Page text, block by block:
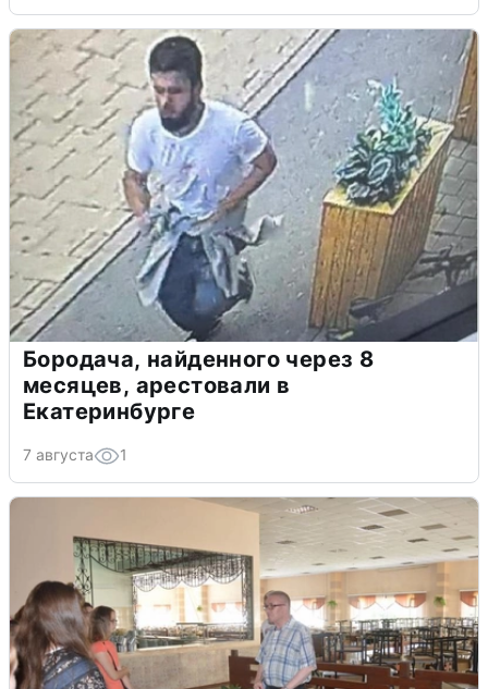
Бородача, найденного через 8
месяцев, арестовали в
Екатеринбурге
7 августа 1